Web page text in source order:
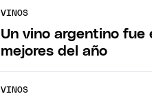
VINOS
Un vino argentino fue
mejores del año
VINOS